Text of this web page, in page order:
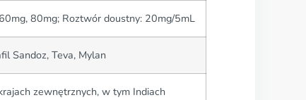
80mg; Roztwór doustny: 20mg/5mL
Sandoz, Teva, Mylan
zewnętrznych, w tym Indiach